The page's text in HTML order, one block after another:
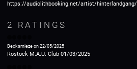
https://audiolithbooking.net/artist/hinterlandgang/
2 RATINGS
Becksmieze on 22/05/2025
Rostock M.A.U. Club 01/03/2025